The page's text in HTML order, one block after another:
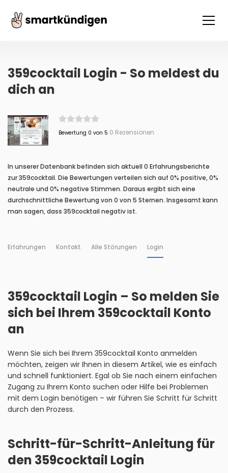
359cocktail Login - So meldest du
dich an
Bewertung 0 von 5 0 Rezensionen
In unserer Datenbank befinden sich aktuell 0 Erfahrungsberichte
zur 359cocktail. Die Bewertungen verteilen sich auf 0% positive, 0%
neutrale und 0% negative Stimmen. Daraus ergibt sich eine
durchschnittliche Bewertung von 0 von 5 Sternen. Insgesamt kann
man sagen, dass 359cocktail negativ ist.
Erfahrungen Kontakt Alle Störungen Login
359cocktail Login – So melden Sie
sich bei Ihrem 359cocktail Konto
an
Wenn Sie sich bei Ihrem 359cocktail Konto anmelden
möchten, zeigen wir Ihnen in diesem Artikel, wie es einfach
und schnell funktioniert. Egal ob Sie nach einem einfachen
Zugang zu Ihrem Konto suchen oder Hilfe bei Problemen
mit dem Login benötigen – wir führen Sie Schritt für Schritt
durch den Prozess.
Schritt-für-Schritt-Anleitung für
den 359cocktail Login